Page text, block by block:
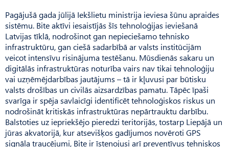
Pagājušā gada jūlijā Iekšlietu ministrija ieviesa šūnu apraides
sistēmu. Bite aktīvi iesaistījās šīs tehnoloģijas ieviešanā
Latvijas tīklā, nodrošinot gan nepieciešamo tehnisko
infrastruktūru, gan ciešā sadarbībā ar valsts institūcijām
veicot intensīvu risinājuma testēšanu. Mūsdienās sakaru un
digitālās infrastruktūras noturība vairs nav tikai tehnoloģiju
vai uzņēmējdarbības jautājums – tā ir kļuvusi par būtisku
valsts drošības un civilās aizsardzības pamatu. Tāpēc īpaši
svarīga ir spēja savlaicīgi identificēt tehnoloģiskos riskus un
nodrošināt kritiskās infrastruktūras nepārtrauktu darbību.
Balstoties uz iepriekšējo pieredzi teritorijās, tostarp Liepājā un
jūras akvatorijā, kur atsevišķos gadījumos novēroti GPS
signāla traucējumi, Bite ir īstenojusi arī preventīvus tehniskos